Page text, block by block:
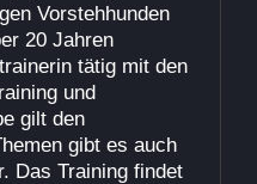
Vorstehhunden
20 Jahren
tätig mit den
und
gilt den
gibt es auch
Das Training findet